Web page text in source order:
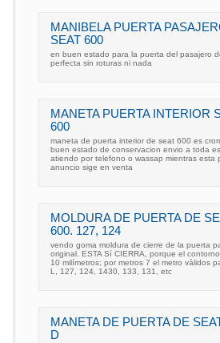
MANIBELA PUERTA
SEAT 600
en buen estado para la puerta del pasajero
perfecta sin roturas ni nada
MANETA PUERTA INTERIOR
600
maneta de puerta interior de seat 600 es
buen estado de conservacion envio a toda
atiendo por telefono o wassap mientras esta
anuncio sige en venta
MOLDURA DE PUERTA DE
600. 127, 124
vendo goma moldura de cierre de la puerta
original. ESTA Sí CIERRA, porque el
10 milímetros; por metros 7 el metro válidos
L, 127, 124, 1430, 133, 131, etc
MANETA DE PUERTA DE
D